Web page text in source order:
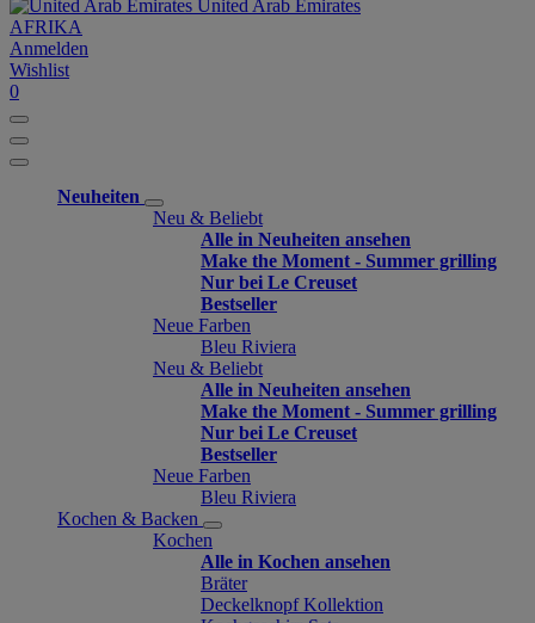
United Arab Emirates
AFRIKA
Anmelden
Wishlist
0
Neuheiten
Neu & Beliebt
Alle in Neuheiten ansehen
Make the Moment - Summer grilling
Nur bei Le Creuset
Bestseller
Neue Farben
Bleu Riviera
Neu & Beliebt
Alle in Neuheiten ansehen
Make the Moment - Summer grilling
Nur bei Le Creuset
Bestseller
Neue Farben
Bleu Riviera
Kochen & Backen
Kochen
Alle in Kochen ansehen
Bräter
Deckelknopf Kollektion